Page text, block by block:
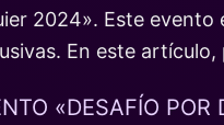
2024». Este
En este
«DESAFÍO POR